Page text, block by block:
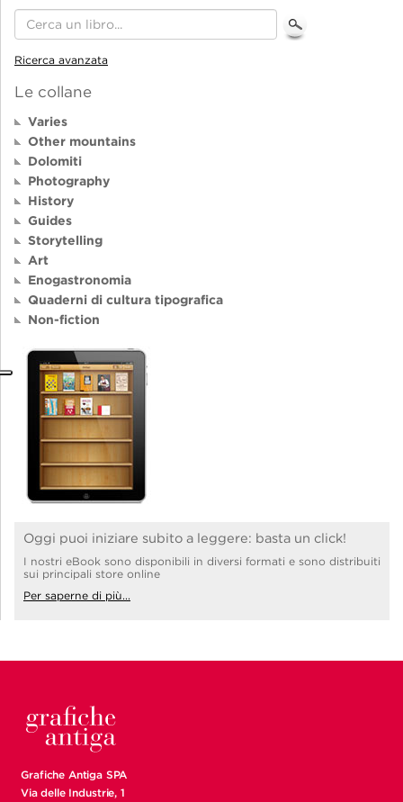
Ricerca avanzata
Le collane
Varies
Other mountains
Dolomiti
Photography
History
Guides
Storytelling
Art
Enogastronomia
Quaderni di cultura tipografica
Non-fiction
Oggi puoi iniziare subito a leggere: basta un click!
I nostri eBook sono disponibili in diversi formati e sono distribuiti
sui principali store online
Per saperne di più...
Grafiche Antiga SPA
Via delle Industrie, 1